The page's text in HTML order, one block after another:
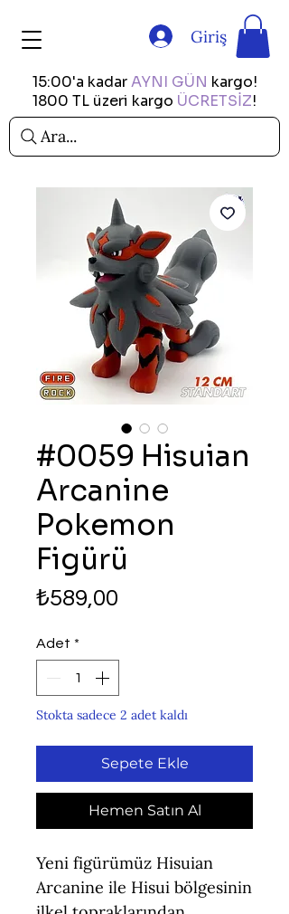
1800 TL üzeri kargo ÜCRETSİZ!
15:00'a kadar AYNI GÜN kargo!
Ara...
Giriş
#0059 Hisuian
Arcanine
Pokemon
Figürü
₺589,00
Adet *
Stokta sadece 2 adet kaldı
Sepete Ekle
Hemen Satın Al
Yeni figürümüz Hisuian
Arcanine ile Hisui bölgesinin